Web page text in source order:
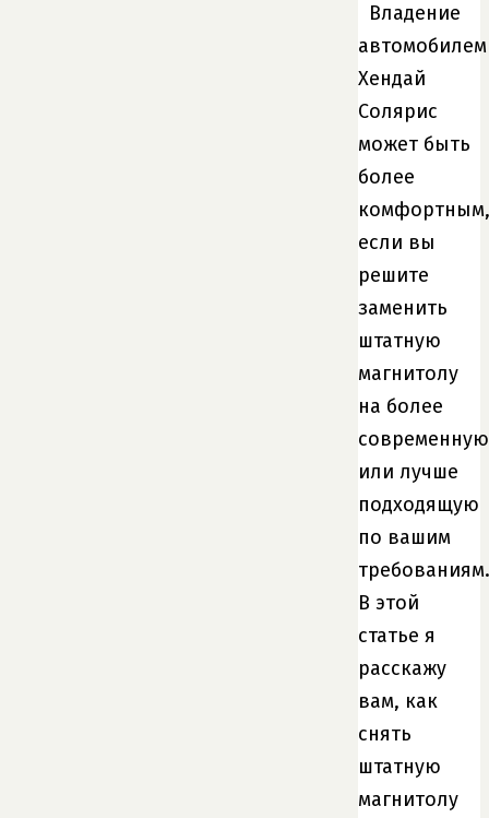
Владение
автомобилем
Хендай
Солярис
может быть
более
комфортным,
если вы
решите
заменить
штатную
магнитолу
на более
современную
или лучше
подходящую
по вашим
требованиям.
В этой
статье я
расскажу
вам, как
снять
штатную
магнитолу